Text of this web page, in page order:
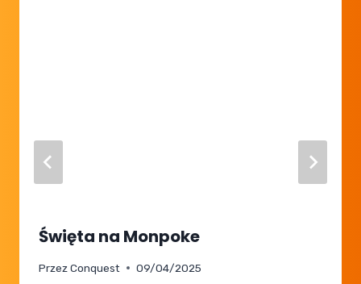
Święta na Monpoke
Przez Conquest 09/04/2025